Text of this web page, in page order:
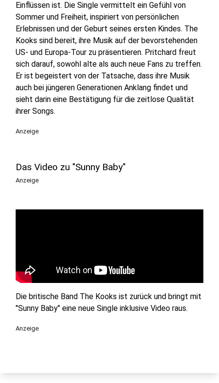
Einflüssen ist. Die Single vermittelt ein Gefühl von
Sommer und Freiheit, inspiriert von persönlichen
Erlebnissen und der Geburt seines ersten Kindes. The
Kooks sind bereit, ihre Musik auf der bevorstehenden
US- und Europa-Tour zu präsentieren. Pritchard freut
sich darauf, sowohl alte als auch neue Fans zu treffen.
Er ist begeistert von der Tatsache, dass ihre Musik
auch bei jüngeren Generationen Anklang findet und
sieht darin eine Bestätigung für die zeitlose Qualität
ihrer Songs.
Anzeige
Das Video zu "Sunny Baby"
Anzeige
Die britische Band The Kooks ist zurück und bringt mit
"Sunny Baby" eine neue Single inklusive Video raus.
Anzeige